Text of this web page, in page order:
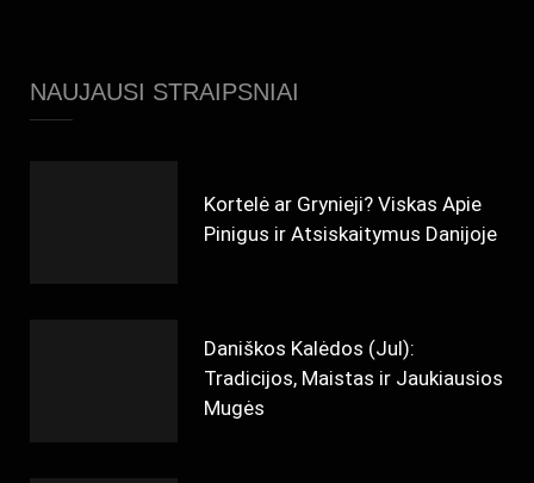
NAUJAUSI STRAIPSNIAI
Kortelė ar Grynieji? Viskas Apie
Pinigus ir Atsiskaitymus Danijoje
Daniškos Kalėdos (Jul):
Tradicijos, Maistas ir Jaukiausios
Mugės